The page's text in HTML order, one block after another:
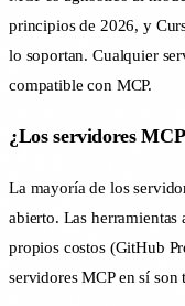
principios de 2026, y
lo soportan. Cualquier
compatible con MCP.
¿Los servidores
La mayoría de los
abierto. Las herramientas
propios costos (GitHub
servidores MCP en sí